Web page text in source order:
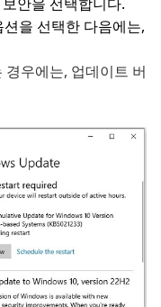
을 선택한 다음에는,
우에는, 업데이트 버